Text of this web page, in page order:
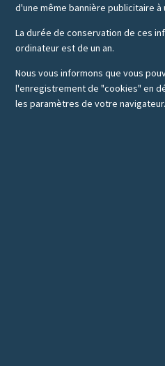
d'une même bannière publicitaire à
La durée de conservation de ces
ordinateur est de un an.
Nous vous informons que vous
l'enregistrement de "cookies" en
les paramètres de votre navigateur.